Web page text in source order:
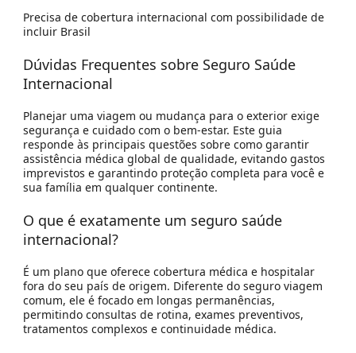
Precisa de cobertura internacional com possibilidade de
incluir Brasil
Dúvidas Frequentes sobre Seguro Saúde
Internacional
Planejar uma viagem ou mudança para o exterior exige
segurança e cuidado com o bem-estar. Este guia
responde às principais questões sobre como garantir
assistência médica global de qualidade, evitando gastos
imprevistos e garantindo proteção completa para você e
sua família em qualquer continente.
O que é exatamente um seguro saúde
internacional?
É um plano que oferece cobertura médica e hospitalar
fora do seu país de origem. Diferente do seguro viagem
comum, ele é focado em longas permanências,
permitindo consultas de rotina, exames preventivos,
tratamentos complexos e continuidade médica.